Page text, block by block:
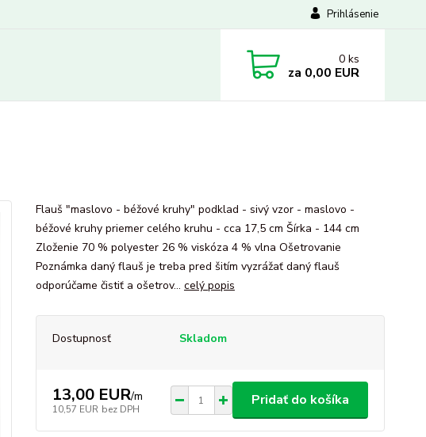
Prihlásenie
0 ks
za 0,00 EUR
Flauš "maslovo - béžové kruhy" podklad - sivý vzor - maslovo -
béžové kruhy priemer celého kruhu - cca 17,5 cm Šírka - 144 cm
Zloženie 70 % polyester 26 % viskóza 4 % vlna Ošetrovanie
Poznámka daný flauš je treba pred šitím vyzrážať daný flauš
odporúčame čistiť a ošetrov... celý popis
Dostupnosť Skladom
13,00 EUR/m
10,57 EUR bez DPH
Pridať do košíka